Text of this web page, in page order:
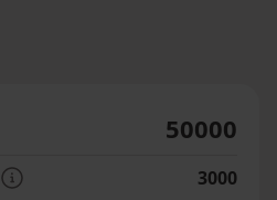
50000
3000